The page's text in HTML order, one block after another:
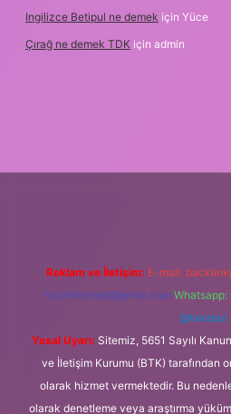
Ingilizce Betipul ne demek için Yüce
Çırağ ne demek TDK için admin
Reklam ve İletişim: E-mail:
forumhizmeti@gmail.com
@karabul
Yasal Uyarı: Sitemiz, 5651 Sayılı
ve İletişim Kurumu (BTK) tarafından
olarak hizmet vermektedir. Bu
olarak denetleme veya araştırma